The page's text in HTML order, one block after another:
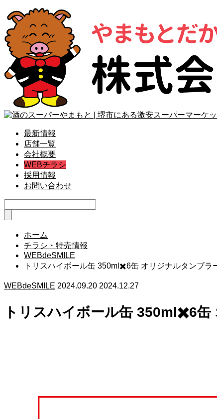
最新情報
店舗一覧
会社概要
WEBチラシ
採用情報
お問い合わせ
ホーム
チラシ・特売情報
WEBdeSMILE
トリスハイボール缶 350ml✖️6缶 オリジナルタンブラ
WEBdeSMILE 2024.09.20 2024.12.27
トリスハイボール缶 350ml✖️6